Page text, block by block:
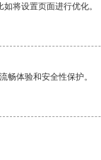
将设置页面进行优化。
畅体验和安全性保护。